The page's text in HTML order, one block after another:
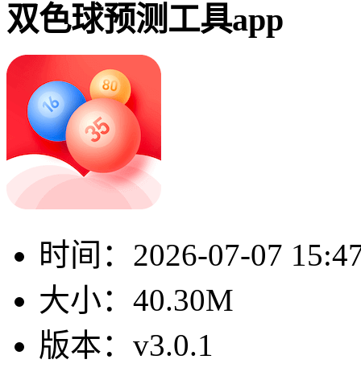
双色球预测工具app
时间： 2026-07-07
大小： 40.30M
版本： v3.0.1